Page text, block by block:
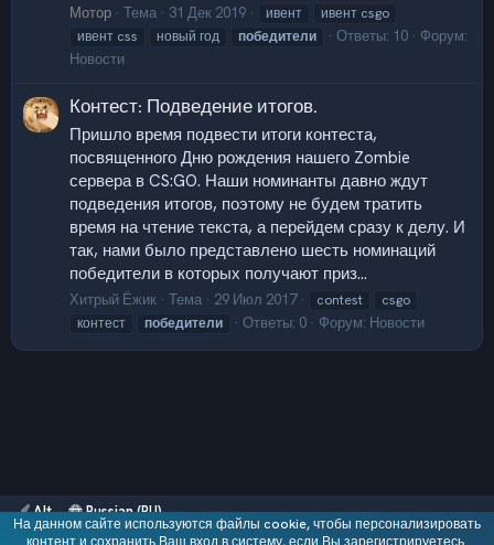
Мотор Тема 31 Дек 2019 ивент
ивент csgo
ивент css
новый год победители Ответы: 10
Форум:
Новости
Контест: Подведение итогов.
Пришло время подвести итоги контеста,
посвященного Дню рождения нашего Zombie
сервера в CS:GO. Наши номинанты давно ждут
подведения итогов, поэтому не будем тратить
время на чтение текста, а перейдем сразу к делу. И
так, нами было представлено шесть номинаций
победители в которых получают приз...
Хитрый Ёжик Тема 29 Июл 2017 contest
csgo
контест
победители Ответы: 0 Форум: Новости
Alt
Russian (RU)
На данном сайте используются файлы cookie, чтобы персонализировать